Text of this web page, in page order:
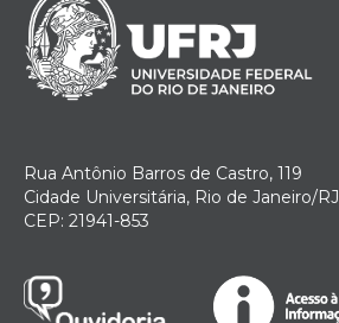
Rua Antônio Barros de Castro, 119
Cidade Universitária, Rio de Janeiro/RJ
CEP: 21941-853